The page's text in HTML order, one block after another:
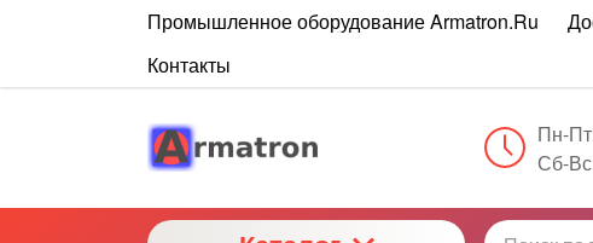
Промышленное оборудование Armatron.Ru
Контакты
Пн-
Сб-